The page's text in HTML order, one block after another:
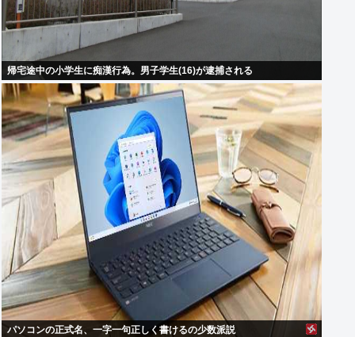
帰宅途中の小学生に痴漢行為。男子学生(16)が逮捕される
パソコンの正式名、一字一句正しく書けるの少数派説